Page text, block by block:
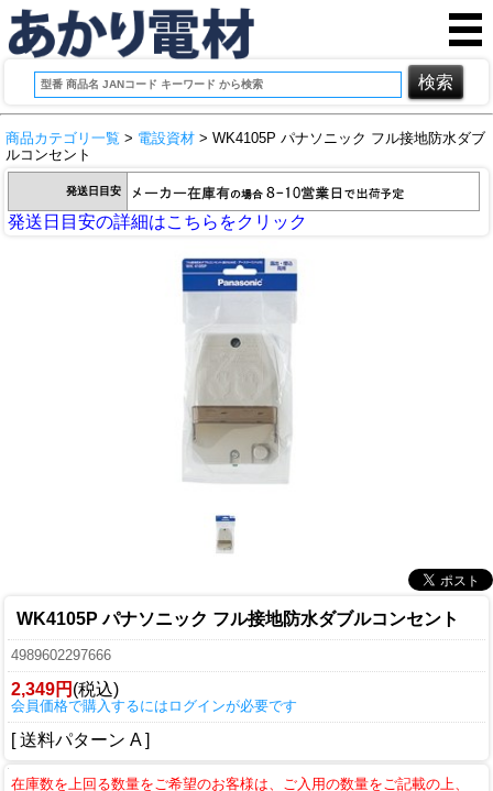
商品カテゴリ一覧 > 電設資材 > WK4105P パナソニック フル接地防水ダブ
ルコンセント
発送日目安
発送日目安の詳細はこちらをクリック
WK4105P パナソニック フル接地防水ダブルコンセント
4989602297666
2,349円 (税込)
会員価格で購入するにはログインが必要です
[ 送料パターン A ]